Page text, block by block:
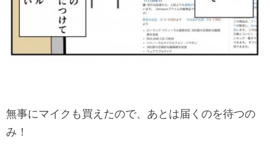
無事にマイクも買えたので、あとは届くのを待つの
み！